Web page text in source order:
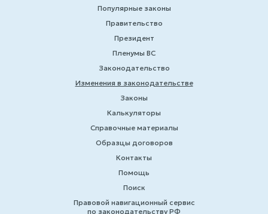
Популярные законы
Правительство
Президент
Пленумы ВС
Законодательство
Изменения в законодательстве
Законы
Калькуляторы
Справочные материалы
Образцы договоров
Контакты
Помощь
Поиск
Правовой навигационный сервис
по законодательству РФ